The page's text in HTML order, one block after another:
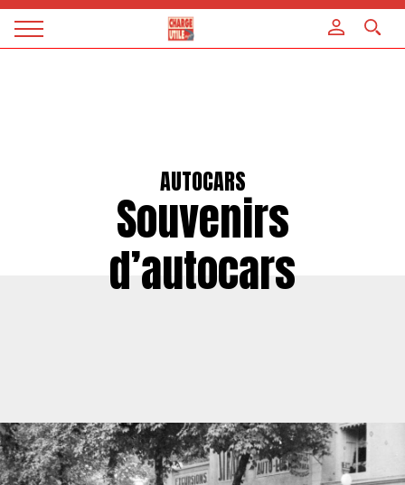
Magazine
AUTOCARS
Souvenirs
d’autocars
Panneau de gestion des cookies